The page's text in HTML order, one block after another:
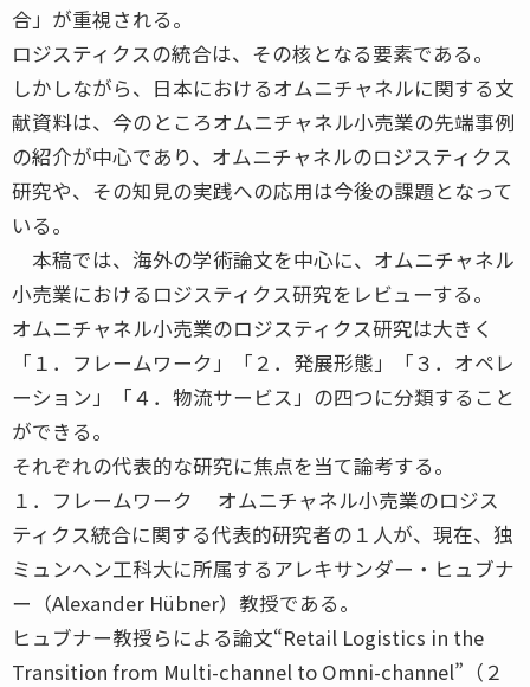
合」が重視される。
ロジスティクスの統合は、その核となる要素である。
しかしながら、日本におけるオムニチャネルに関する文
献資料は、今のところオムニチャネル小売業の先端事例
の紹介が中心であり、オムニチャネルのロジスティクス
研究や、その知見の実践への応用は今後の課題となって
いる。
本稿では、海外の学術論文を中心に、オムニチャネル
小売業におけるロジスティクス研究をレビューする。
オムニチャネル小売業のロジスティクス研究は大きく
「１．フレームワーク」「２．発展形態」「３．オペレ
ーション」「４．物流サービス」の四つに分類すること
ができる。
それぞれの代表的な研究に焦点を当て論考する。
１．フレームワーク オムニチャネル小売業のロジス
ティクス統合に関する代表的研究者の１人が、現在、独
ミュンヘン工科大に所属するアレキサンダー・ヒュブナ
ー（Alexander Hübner）教授である。
ヒュブナー教授らによる論文“Retail Logistics in the
Transition from Multi-channel to Omni-channel”（２